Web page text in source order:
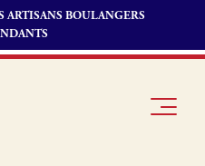
ARTISANS BOULANGERS